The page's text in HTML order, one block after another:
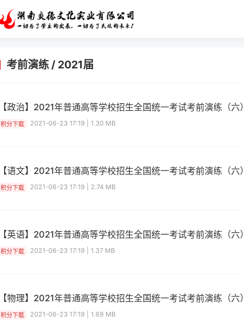
考前演练 / 2021届
【政治】2021年普通高等学校招生全国统一考试考前演练（六）
积分下载 2021-06-23 17:19 | 1.30 MB
【语文】2021年普通高等学校招生全国统一考试考前演练（六）
积分下载 2021-06-23 17:19 | 2.74 MB
【英语】2021年普通高等学校招生全国统一考试考前演练（六）
积分下载 2021-06-23 17:19 | 1.37 MB
【物理】2021年普通高等学校招生全国统一考试考前演练（六）
积分下载 2021-06-23 17:19 | 1.69 MB